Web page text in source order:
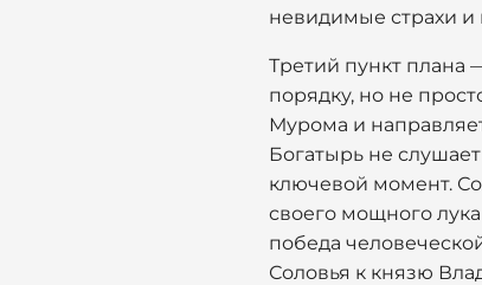
невидимые страхи
Третий пункт плана
порядку, но не
Мурома и
Богатырь не
ключевой момент.
своего мощного
победа
Соловья к князю